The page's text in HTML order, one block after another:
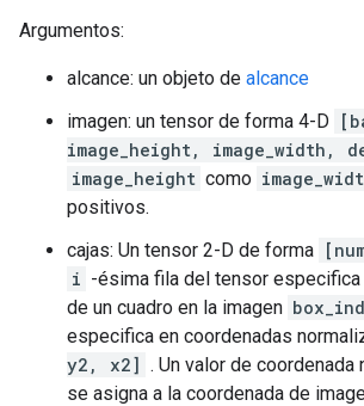
Argumentos:
alcance: un objeto de alcance
imagen: un tensor de forma 4-D
image_height, image_width,
image_height como
positivos.
cajas: Un tensor 2-D de forma
i -ésima fila del tensor
de un cuadro en la imagen
especifica en coordenadas
y2, x2] . Un valor de coordenada
se asigna a la coordenada de